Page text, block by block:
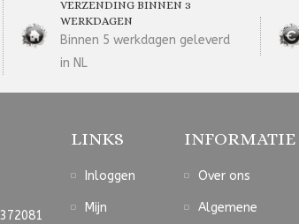
VERZENDING BINNEN 3
WERKDAGEN
Binnen 5 werkdagen geleverd
in NL
LINKS
Inloggen
Mijn
INFORMATIE
Over ons
Algemene